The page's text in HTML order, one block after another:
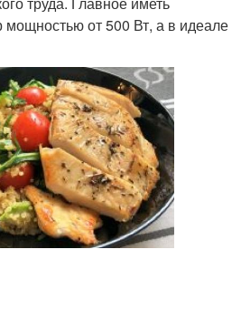
от 500 Вт, а в идеале